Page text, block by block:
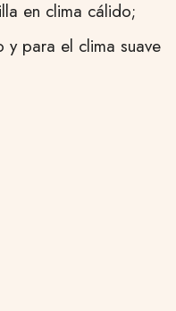
en clima cálido;
y para el clima suave